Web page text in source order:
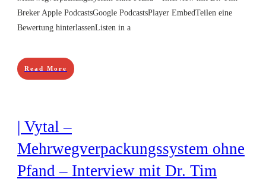
Breker Apple PodcastsGoogle PodcastsPlayer EmbedTeilen eine
Bewertung hinterlassenListen in a
Read More
| Vytal –
Mehrwegverpackungssystem ohne
Pfand – Interview mit Dr. Tim